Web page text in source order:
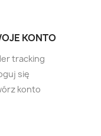
KONTO
tracking
się
konto